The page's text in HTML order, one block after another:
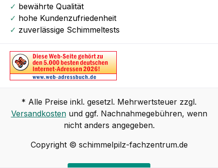
✓ bewährte Qualität
✓ hohe Kundenzufriedenheit
✓ zuverlässige Schimmeltests
* Alle Preise inkl. gesetzl. Mehrwertsteuer zzgl.
Versandkostenund ggf. Nachnahmegebühren, wenn
nicht anders angegeben.
Copyright © schimmelpilz-fachzentrum.de